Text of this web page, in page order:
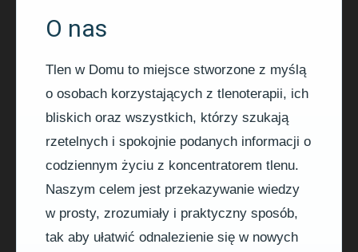
O nas
Tlen w Domu to miejsce stworzone z myślą
o osobach korzystających z tlenoterapii, ich
bliskich oraz wszystkich, którzy szukają
rzetelnych i spokojnie podanych informacji o
codziennym życiu z koncentratorem tlenu.
Naszym celem jest przekazywanie wiedzy
w prosty, zrozumiały i praktyczny sposób,
tak aby ułatwić odnalezienie się w nowych